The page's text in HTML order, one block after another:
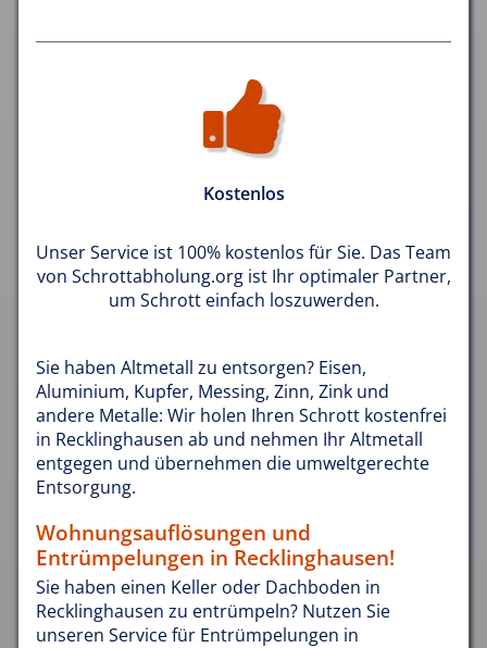
Kostenlos
Unser Service ist 100% kostenlos für Sie. Das Team
von Schrottabholung.org ist Ihr optimaler Partner,
um Schrott einfach loszuwerden.
Sie haben Altmetall zu entsorgen? Eisen,
Aluminium, Kupfer, Messing, Zinn, Zink und
andere Metalle: Wir holen Ihren Schrott kostenfrei
in Recklinghausen ab und nehmen Ihr Altmetall
entgegen und übernehmen die umweltgerechte
Entsorgung.
Wohnungsauflösungen und
Entrümpelungen in Recklinghausen!
Sie haben einen Keller oder Dachboden in
Recklinghausen zu entrümpeln? Nutzen Sie
unseren Service für Entrümpelungen in